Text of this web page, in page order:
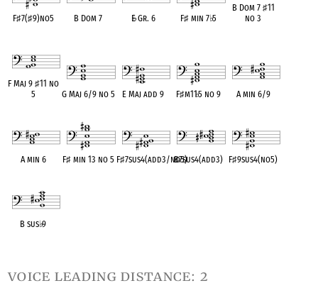
F♯7(♯9)no5 B Dom 7 E♭Gr. 6 F♯ min 7♭5
B Dom 7 ♯11
no 3
F Maj 9 ♯11 no
5
G Maj 6/9 no 5 E Maj add 9 F♯m11♭5 no 9 A min 6/9
A min 6 F♯min 13 no 5 F♯7sus4(add3/no5)B7sus4(add3) F♯9sus4(no5)
B sus♭9
voice leading distance: 2